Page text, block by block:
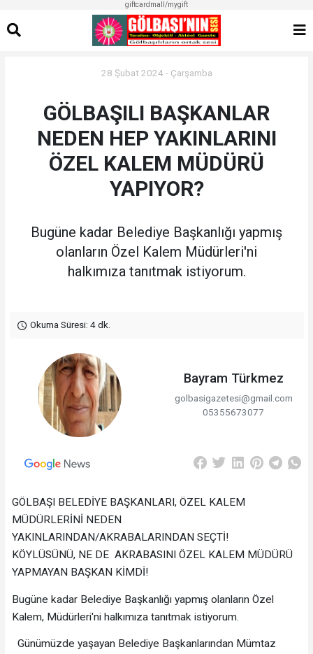
giftcardmall/mygift
28 Şubat 2024 - Çarşamba
GÖLBAŞILI BAŞKANLAR
NEDEN HEP YAKINLARINI
ÖZEL KALEM MÜDÜRÜ
YAPIYOR?
Bugüne kadar Belediye Başkanlığı yapmış
olanların Özel Kalem Müdürleri'ni
halkımıza tanıtmak istiyorum.
Okuma Süresi: 4 dk.
Bayram Türkmez
golbasigazetesi@gmail.com
05355673077
GÖLBAŞI BELEDİYE BAŞKANLARI, ÖZEL KALEM
MÜDÜRLERİNİ NEDEN
YAKINLARINDAN/AKRABALARINDAN SEÇTİ!
KÖYLÜSÜNÜ, NE DE AKRABASINI ÖZEL KALEM MÜDÜRÜ
YAPMAYAN BAŞKAN KİMDİ!
Bugüne kadar Belediye Başkanlığı yapmış olanların Özel
Kalem, Müdürleri'ni halkımıza tanıtmak istiyorum.
Günümüzde yaşayan Belediye Başkanlarından Mümtaz